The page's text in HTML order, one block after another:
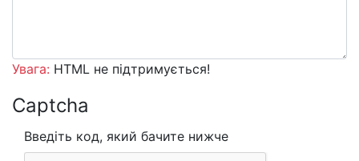
Увага: HTML не підтримується!
Captcha
Введіть код, який бачите нижче